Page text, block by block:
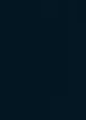
済み。病原菌：
tumefaciensが正名とし
し、植物細胞の